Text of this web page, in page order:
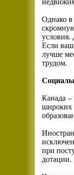
Однако в
условия.
Если ваш
лучше
трудом.
Канада –
широких
при
дотации.